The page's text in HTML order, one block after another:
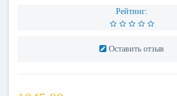
Рейтинг:
Оставить отзыв